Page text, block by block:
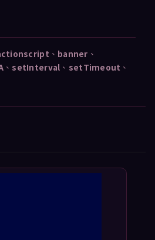
、 banner 、
、setInterval 、 setTimeout 、